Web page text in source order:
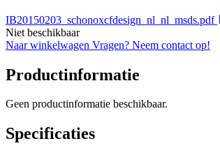
IB20150203_schonoxcfdesign_nl_nl_msds.pdf
Niet beschikbaar
Naar winkelwagen Vragen? Neem contact op!
Productinformatie
Geen productinformatie beschikbaar.
Specificaties